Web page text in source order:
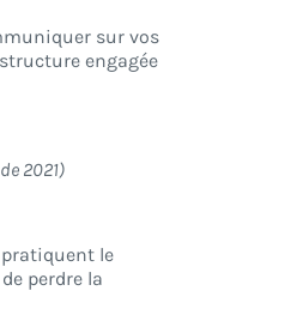
sur vos
engagée
2021)
le
perdre la